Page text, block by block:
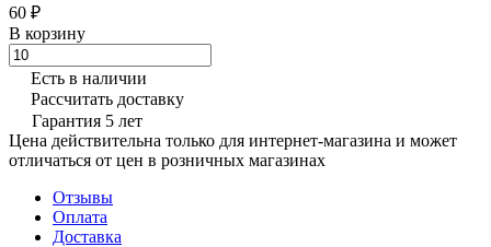
60 ₽
В корзину
Есть в наличии
Рассчитать доставку
Гарантия 5 лет
Цена действительна только для интернет-магазина и может
отличаться от цен в розничных магазинах
Отзывы
Оплата
Доставка